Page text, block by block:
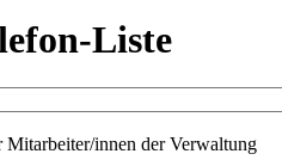
Liste
Mitarbeiter/innen der Verwaltung